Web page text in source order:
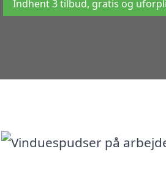
Indhent 3 tilbud, gratis og